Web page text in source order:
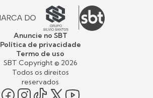
Anuncie no SBT
Política de privacidade
Termo de uso
SBT Copyright © 2026
Todos os direitos
reservados